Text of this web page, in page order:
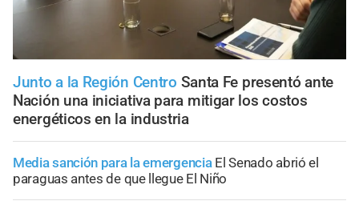
Junto a la Región Centro Santa Fe presentó ante
Nación una iniciativa para mitigar los costos
energéticos en la industria
Media sanción para la emergencia El Senado abrió el
paraguas antes de que llegue El Niño